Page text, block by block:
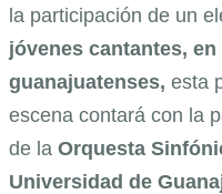
la participación de un
jóvenes cantantes,
guanajuatenses, esta
escena contará con la
de la Orquesta
Universidad de